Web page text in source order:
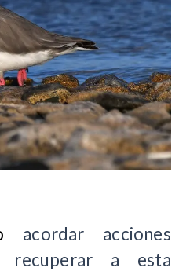
acordar acciones
recuperar a esta